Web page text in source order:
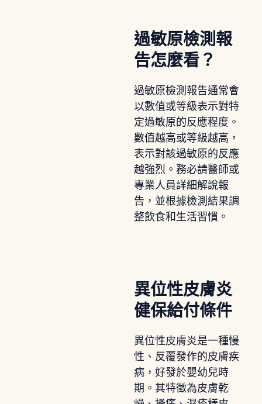
過敏原檢測報
告怎麼看？
過敏原檢測報告通常會
以數值或等級表示對特
定過敏原的反應程度。
數值越高或等級越高，
表示對該過敏原的反應
越強烈。務必請醫師或
專業人員詳細解說報
告，並根據檢測結果調
整飲食和生活習慣。
異位性皮膚炎
健保給付條件
異位性皮膚炎是一種慢
性、反覆發作的皮膚疾
病，好發於嬰幼兒時
期。其特徵為皮膚乾